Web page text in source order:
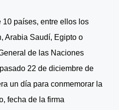
países, entre ellos los
Arabia Saudí, Egipto o
de las Naciones
22 de diciembre de
un día para conmemorar la
fecha de la firma